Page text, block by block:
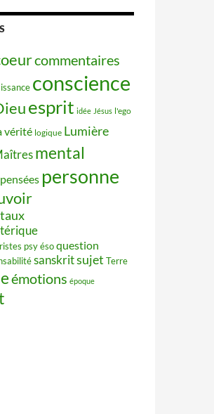
commentaires
conscience
esprit idée Jésus l'ego
vérité logique Lumière
mental
pensées personne
psy ésoquestion
sanskritsujet Terre
émotions époque